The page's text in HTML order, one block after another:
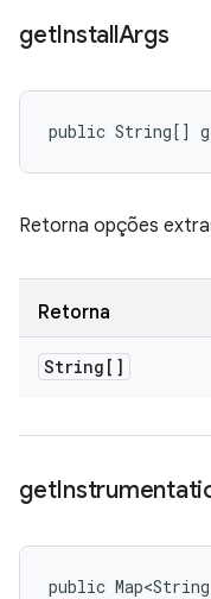
getInstallArgs
public String[]
Retorna opções
Retorna
String[]
get
public